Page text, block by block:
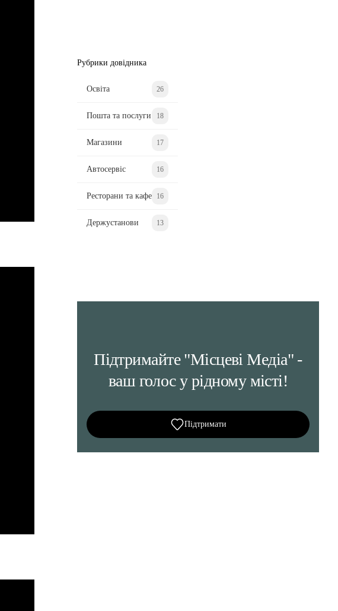
Рубрики довідника
Освіта 26
Пошта та послуги 18
Магазини 17
Автосервіс 16
Ресторани та кафе 16
Держустанови 13
Підтримайте "Місцеві Медіа" -
ваш голос у рідному місті!
Підтримати